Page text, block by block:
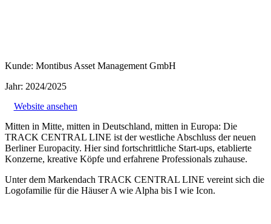
Kunde: Montibus Asset Management GmbH
Jahr: 2024/2025
Website ansehen
Mitten in Mitte, mitten in Deutschland, mitten in Europa: Die
TRACK CENTRAL LINE ist der westliche Abschluss der neuen
Berliner Europacity. Hier sind fortschrittliche Start-ups, etablierte
Konzerne, kreative Köpfe und erfahrene Professionals zuhause.
Unter dem Markendach TRACK CENTRAL LINE vereint sich die
Logofamilie für die Häuser A wie Alpha bis I wie Icon.